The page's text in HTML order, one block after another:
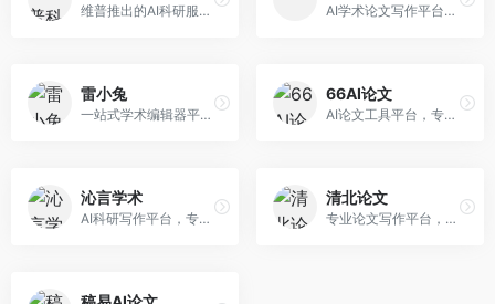
维普推出的AI科研服务平台，整合学术资源与智能写作。面向科研人员和高校师生，提供文献检索、论文写作、查重检测等一站式服务，学术资源权威可靠。 AI学术论文写作平台，专注于理工科领域的逻辑构建。面向理工科研究生和科研工作者，提供公式编辑、数据分析、论文结构优化等服务，理工科写作逻辑严谨。
雷小兔
一站式学术编辑器平台，覆盖论文写作全流程。面向高校学生和科研人员，提供选题分析、文献检索、论文生成、查重降重等服务，操作流程清晰，学术写作效率显著提升。
66AI论文
AI论文工具平台，专注于高质量低查重论文生成。面向大学生和研究生，提供论文写作、降重修改等服务，生成内容原创度高，查重率低。
沁言学术
AI科研写作平台，专注于学术研究辅助。面向研究生和科研工作者，提供文献分析、研究方法指导、论文撰写等服务，学术资源丰富，研究支持全面。
清北论文
专业论文写作平台，依托高校学术资源。面向本科生和研究生，提供论文指导、写作辅助、查重检测等服务，学术规范性强，适合追求高质量论文的用户。